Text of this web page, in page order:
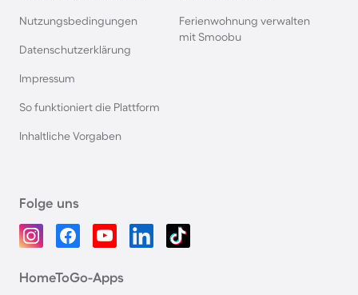
Nutzungsbedingungen
Datenschutzerklärung
Impressum
So funktioniert die Plattform
Inhaltliche Vorgaben
Ferienwohnung verwalten
mit Smoobu
Folge uns
HomeToGo-Apps